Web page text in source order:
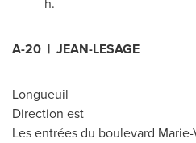
A-20 | JEAN-LESAGE
Longueuil
Direction est
Les entrées du boulevard